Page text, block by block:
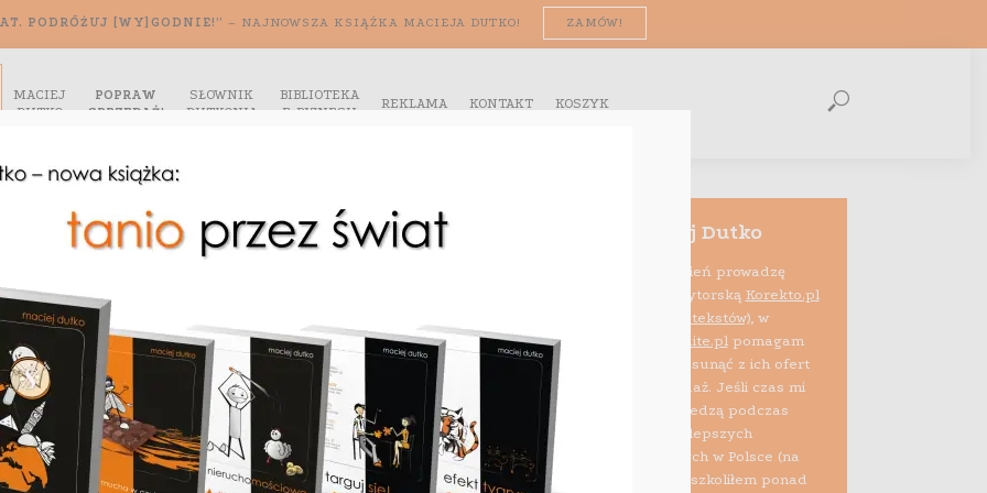
PODRÓŻUJ [WY]GODNIE!” – NAJNOWSZA KSIĄŻKA MACIEJA DUTKO! ZAMÓW!
MACIEJ
DUTKO
POPRAW
SPRZEDAŻ!
SŁOWNIK
DUTKONIA
BIBLIOTEKA
E-BIZNESU
REKLAMA KONTAKT KOSZYK
Otodom itp. – POPRAW OFERTĘ I
SPOTĘGUJ SWOJĄ SPRZEDAŻ!
1997,00zł – 2497,00zł Zakres
cen:
od
1997,00 zł
Popraw swój e-biznes… albo zleć to mnie! Zamów
profesjonalny audyt oferty i podnieś sprzedaż do
kwadratu!
Maciej Dutko
Na co dzień prowadzę
firmę edytorską Korekto.pl
(korekta tekstów), w
ramach projektu
Audite.plpomagam
też e-sprzedawcom usunąć z ich ofert
błędy psujące sprzedaż. Jeśli czas mi
pozwala, dzielę się wiedzą podczas
szkoleń i zajęć na najlepszych
uczelniach biznesowych w Polsce (na
zlecenie Allegro przeszkoliłem ponad